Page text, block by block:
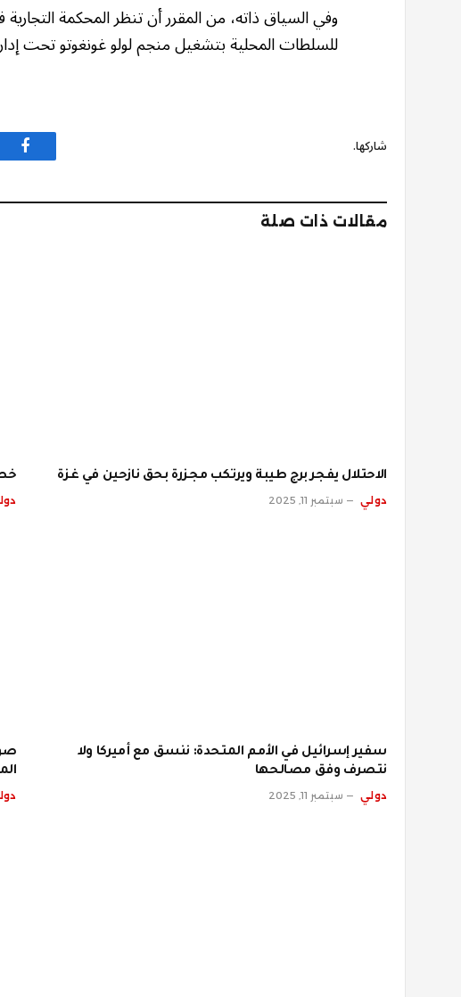
وفي السياق ذاته، من المقرر أن تنظر المحكمة
للسلطات المحلية بتشغيل منجم لولو غونغوتو تحت
شاركها.
مقالات ذات صلة
الاحتلال يفجر برج طيبة ويرتكب مجزرة بحق نازحين في غزة
دولي سبتمبر 11, 2025
سفير إسرائيل في الأمم المتحدة: ننسق مع أميركا ولا
نتصرف وفق مصالحها
دولي سبتمبر 11, 2025